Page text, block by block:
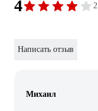
4
Написать отзыв
Михаил